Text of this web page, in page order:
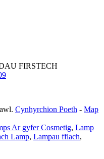
FIRSTECH
Cynhyrchion Poeth - Map
Ar gyfer Cosmetig, Lamp
Lamp, Lampau fflach,